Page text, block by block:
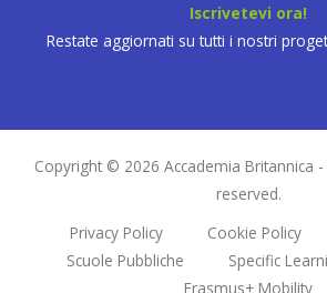
Iscrivetevi ora!
Restate aggiornati su tutti i nostri
Copyright © 2026 Accademia Britannica -
reserved.
Privacy Policy
Cookie Policy
Scuole Pubbliche
Specific
Erasmus+ Mobility